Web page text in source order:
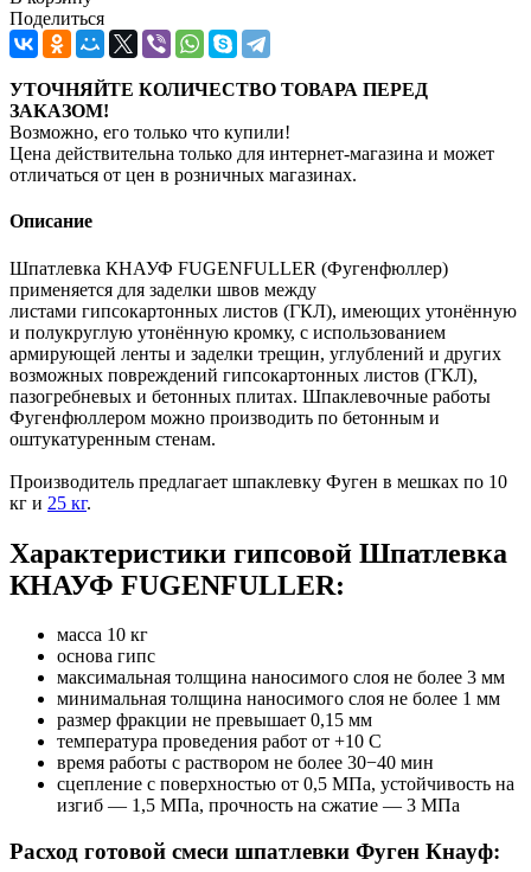
Поделиться
УТОЧНЯЙТЕ КОЛИЧЕСТВО ТОВАРА ПЕРЕД
ЗАКАЗОМ!
Возможно, его только что купили!
Цена действительна только для интернет-магазина и может
отличаться от цен в розничных магазинах.
Описание
Шпатлевка КНАУФ FUGENFULLER (Фугенфюллер)
применяется для заделки швов между
листами гипсокартонных листов (ГКЛ), имеющих утонённую
и полукруглую утонённую кромку, с использованием
армирующей ленты и заделки трещин, углублений и других
возможных повреждений гипсокартонных листов (ГКЛ),
пазогребневых и бетонных плитах. Шпаклевочные работы
Фугенфюллером можно производить по бетонным и
оштукатуренным стенам.
Производитель предлагает шпаклевку Фуген в мешках по 10
кг и 25 кг.
Характеристики гипсовой Шпатлевка
КНАУФ FUGENFULLER:
масса 10 кг
основа гипс
максимальная толщина наносимого слоя не более 3 мм
минимальная толщина наносимого слоя не более 1 мм
размер фракции не превышает 0,15 мм
температура проведения работ от +10 С
время работы с раствором не более 30−40 мин
сцепление с поверхностью от 0,5 МПа, устойчивость на
изгиб — 1,5 МПа, прочность на сжатие — 3 МПа
Расход готовой смеси шпатлевки Фуген Кнауф: